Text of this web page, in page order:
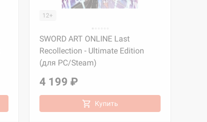
12+
SWORD ART ONLINE Last
Recollection - Ultimate Edition
(для PC/Steam)
4 199 ₽
Купить